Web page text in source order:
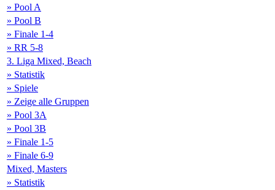
» Pool A
» Pool B
» Finale 1-4
» RR 5-8
3. Liga Mixed, Beach
» Statistik
» Spiele
» Zeige alle Gruppen
» Pool 3A
» Pool 3B
» Finale 1-5
» Finale 6-9
Mixed, Masters
» Statistik